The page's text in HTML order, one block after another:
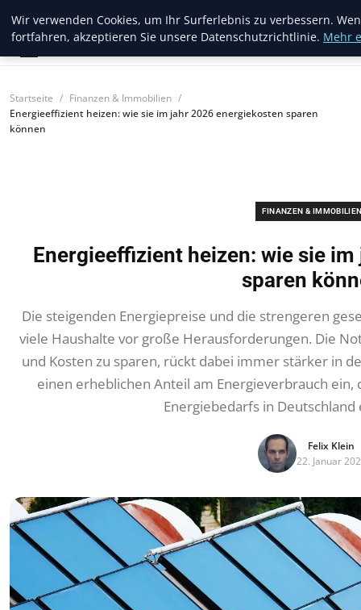
Blogread
Startseite
Finanzen & Immobilien
Energieeffizient heizen: wie sie im jahr 2026 energiekosten sparen
können
FINANZEN &
Energieeffizient heizen: wie sie
sparen
Die steigenden Energiepreise und die strengeren
viele Haushalte vor große Herausforderungen. Die
und Kosten zu sparen, rückt dabei immer stärker in
einen erheblichen Anteil am Energieverbrauch
Energiebedarfs in
Felix Klein
22. Januar
Wir verwenden Cookies, um Ihr Surferlebnis zu verbessern.
fortfahren, akzeptieren Sie unsere Datenschutzrichtlinie. Mehr